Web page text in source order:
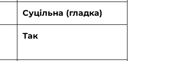
Суцільна (гладка)
Так